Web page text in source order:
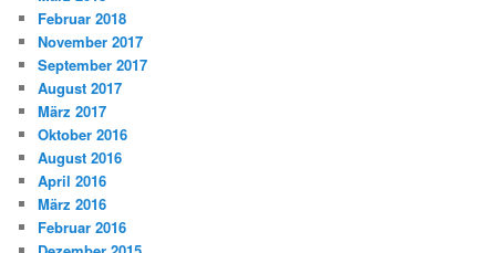
Februar 2018
November 2017
September 2017
August 2017
März 2017
Oktober 2016
August 2016
April 2016
März 2016
Februar 2016